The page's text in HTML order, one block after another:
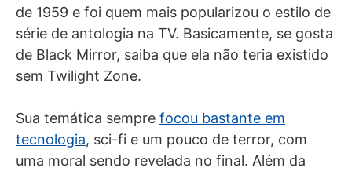
de 1959 e foi quem mais popularizou o estilo de
série de antologia na TV. Basicamente, se gosta
de Black Mirror, saiba que ela não teria existido
sem Twilight Zone.
Sua temática sempre focou bastante em
tecnologia, sci-fi e um pouco de terror, com
uma moral sendo revelada no final. Além da